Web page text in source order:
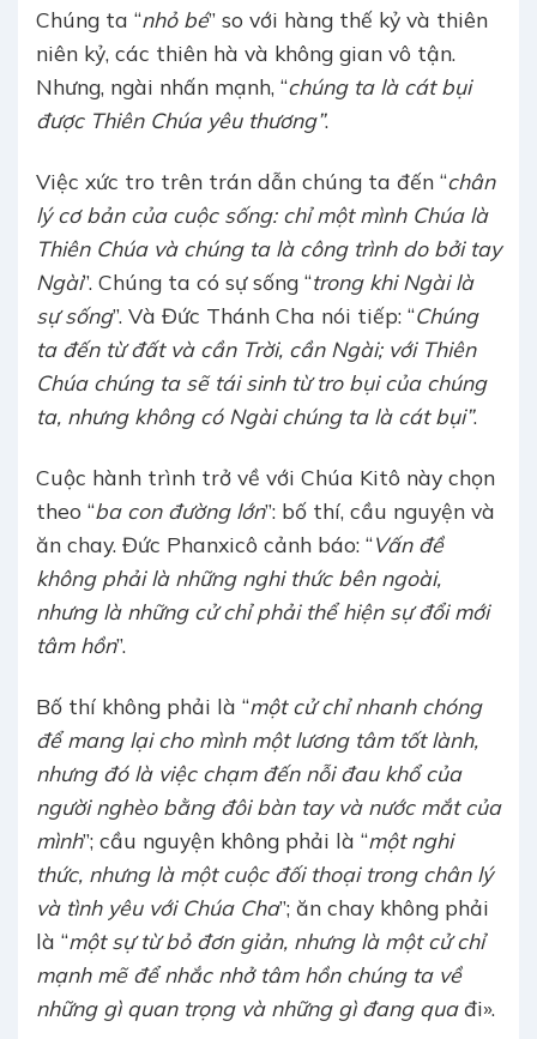
Chúng ta “nhỏ bé” so với hàng thế kỷ và thiên
niên kỷ, các thiên hà và không gian vô tận.
Nhưng, ngài nhấn mạnh, “chúng ta là cát bụi
được Thiên Chúa yêu thương”.
Việc xức tro trên trán dẫn chúng ta đến “chân
lý cơ bản của cuộc sống: chỉ một mình Chúa là
Thiên Chúa và chúng ta là công trình do bởi tay
Ngài”. Chúng ta có sự sống “trong khi Ngài là
sự sống”. Và Đức Thánh Cha nói tiếp: “Chúng
ta đến từ đất và cần Trời, cần Ngài; với Thiên
Chúa chúng ta sẽ tái sinh từ tro bụi của chúng
ta, nhưng không có Ngài chúng ta là cát bụi”.
Cuộc hành trình trở về với Chúa Kitô này chọn
theo “ba con đường lớn”: bố thí, cầu nguyện và
ăn chay. Đức Phanxicô cảnh báo: “Vấn đề
không phải là những nghi thức bên ngoài,
nhưng là những cử chỉ phải thể hiện sự đổi mới
tâm hồn”.
Bố thí không phải là “một cử chỉ nhanh chóng
để mang lại cho mình một lương tâm tốt lành,
nhưng đó là việc chạm đến nỗi đau khổ của
người nghèo bằng đôi bàn tay và nước mắt của
mình”; cầu nguyện không phải là “một nghi
thức, nhưng là một cuộc đối thoại trong chân lý
và tình yêu với Chúa Cha”; ăn chay không phải
là “một sự từ bỏ đơn giản, nhưng là một cử chỉ
mạnh mẽ để nhắc nhở tâm hồn chúng ta về
những gì quan trọng và những gì đang quađi».